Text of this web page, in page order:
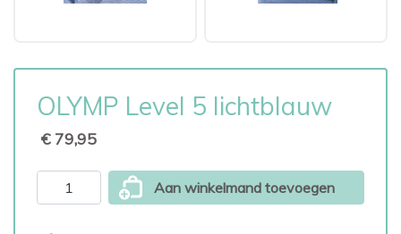
OLYMP Level 5 lichtblauw
€ 79,95
Aan winkelmand toevoegen